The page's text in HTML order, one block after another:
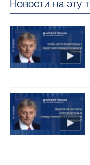
Новости на эту